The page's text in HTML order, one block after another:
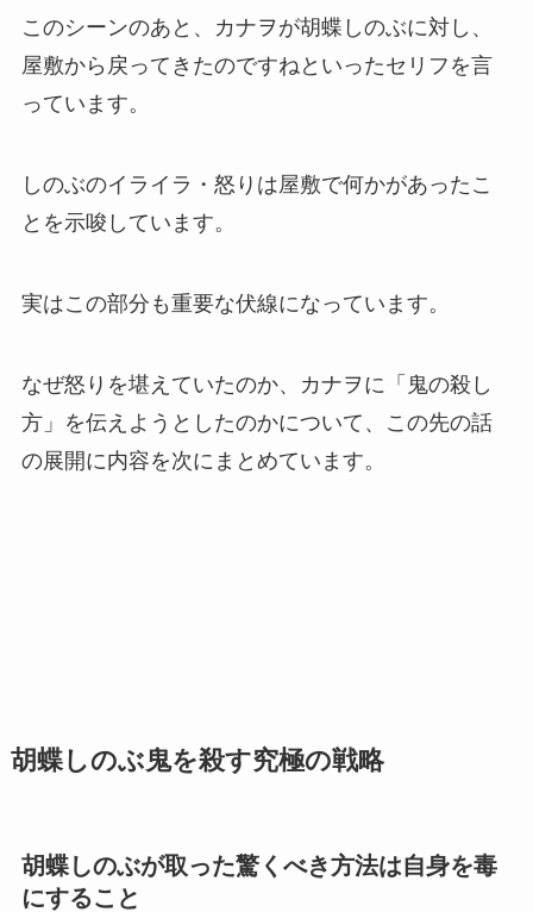
このシーンのあと、カナヲが胡蝶しのぶに対し、
屋敷から戻ってきたのですねといったセリフを言
っています。
しのぶのイライラ・怒りは屋敷で何かがあったこ
とを示唆しています。
実はこの部分も重要な伏線になっています。
なぜ怒りを堪えていたのか、カナヲに「鬼の殺し
方」を伝えようとしたのかについて、この先の話
の展開に内容を次にまとめています。
胡蝶しのぶ鬼を殺す究極の戦略
胡蝶しのぶが取った驚くべき方法は自身を毒
にすること